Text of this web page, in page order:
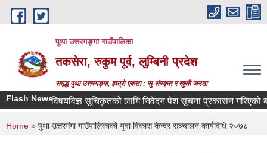
Skip to main content
पुथा उत्तरगङ्गा गाउँपालिका
तकसेरा, रुकुम पूर्व, लुम्बिनी प्रदेश
समृद्ध पुथा उत्तरगङ्गा, हाम्रो एकता : सु-संस्कृत र खुसी जनता
Flash Newsविषयविज्ञ सूचिकृतको लागि निवेदन पेश सूचना प्रकासन गरिएको बारे
You are here
Home » पुथा उत्तरगंगा गाउँपालिकाको युवा विकास केन्द्र सञ्चालन कार्यविधि २०७८